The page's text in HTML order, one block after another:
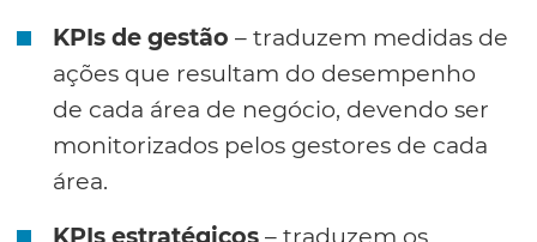
KPIs de gestão – traduzem medidas de
ações que resultam do desempenho
de cada área de negócio, devendo ser
monitorizados pelos gestores de cada
área.